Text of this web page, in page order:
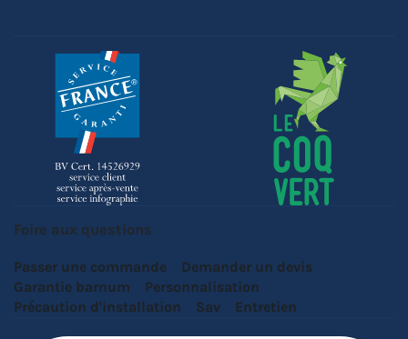
Foire aux questions
Passer une commande
Demander un devis
Garantie barnum
Personnalisation
Précaution d'installation
Sav Entretien